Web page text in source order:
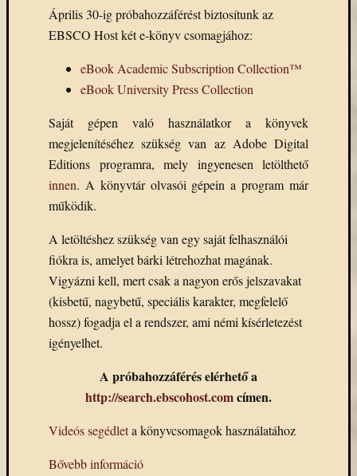
Április 30-ig próbahozzáférést biztosítunk az
EBSCO Host két e-könyv csomagjához:
eBook Academic Subscription Collection™
eBook University Press Collection
Saját gépen való használatkor a könyvek
megjelenítéséhez szükség van az Adobe Digital
Editions programra, mely ingyenesen letölthető
innen. A könyvtár olvasói gépein a program már
működik.
A letöltéshez szükség van egy saját felhasználói
fiókra is, amelyet bárki létrehozhat magának.
Vigyázni kell, mert csak a nagyon erős jelszavakat
(kisbetű, nagybetű, speciális karakter, megfelelő
hossz) fogadja el a rendszer, ami némi kísérletezést
igényelhet.
A próbahozzáférés elérhető a
http://search.ebscohost.comcímen.
Videós segédleta könyvcsomagok használatához
Bővebb információ